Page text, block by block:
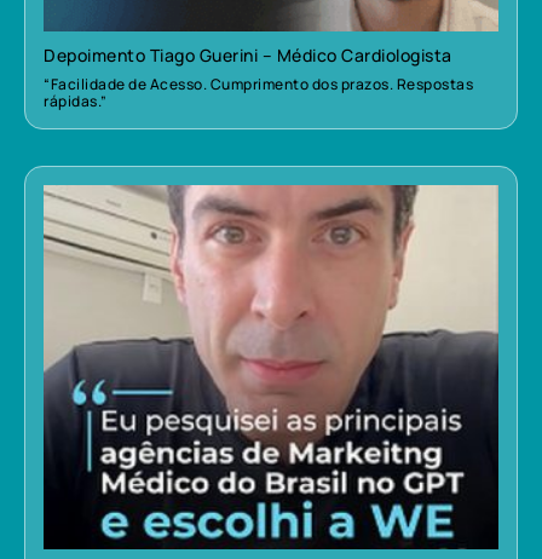
Depoimento Tiago Guerini – Médico Cardiologista
“Facilidade de Acesso. Cumprimento dos prazos. Respostas
rápidas.”